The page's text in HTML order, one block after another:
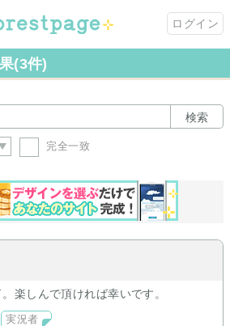
ログイン
(3件)
検索
完全一致
楽しんで頂ければ幸いです。
実況者